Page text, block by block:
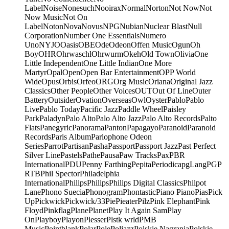
LabelNoiseNonesuchNooiraxNormalNortonNot NowNot
Now MusicNot On
LabelNotonNovaNovusNPGNubianNuclear BlastNull
CorporationNumber One EssentialsNumero
UnoNYJOOasisOBEOdeOdeonOffen MusicOgunOh
BoyOHROhrwaschlOhrwurmOkehOld TownOliviaOne
Little IndependentOne Little IndianOne More
MartyrOpalOpenOpen Bar EntertainmentOPP World
WideOpusOrbisOrfeoORGOrg MusicOrianaOriginal Jazz
ClassicsOther PeopleOther VoicesOUTOut Of LineOuter
BatteryOutsiderOvationOverseasOwlOysterPabloPablo
LivePablo TodayPacific JazzPaddle WheelPaisley
ParkPaladynPalo AltoPalo Alto JazzPalo Alto RecordsPalto
FlatsPanegyricPanoramaPantonPapagayoParanoidParanoid
RecordsParis AlbumParlophone Odeon
SeriesParrotPartisanPashaPassportPassport JazzPast Perfect
Silver LinePastelsPathePausaPaw TracksPaxPBR
InternationalPDUPenny FarthingPepitaPeriodicapgLangPGP
RTBPhil SpectorPhiladelphia
InternationalPhilipsPhilipsPhilips Digital ClassicsPhilpot
LanePhono SueciaPhonogramPhontasticPiano PianoPiasPick
UpPickwickPickwick/33PiePieaterPilzPink ElephantPink
FloydPinkflagPlanePlanetPlay It Again SamPlay
OnPlayboyPlayonPlesserPlstk wrldPMB